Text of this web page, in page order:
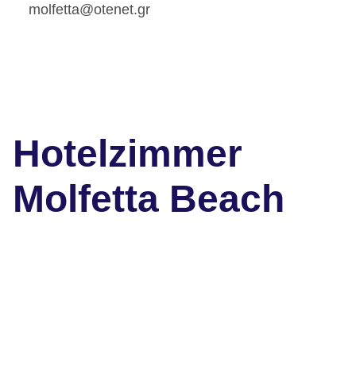
molfetta@otenet.gr
Hotelzimmer
Molfetta Beach